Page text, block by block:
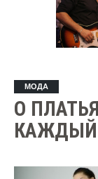
МОДА
О
КАЖДЫЙ